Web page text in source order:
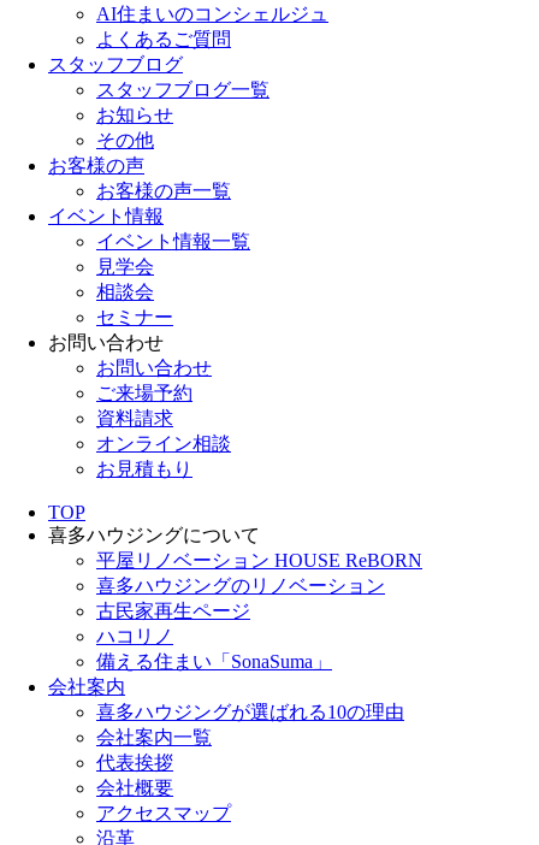
AI住まいのコンシェルジュ
よくあるご質問
スタッフブログ
スタッフブログ一覧
お知らせ
その他
お客様の声
お客様の声一覧
イベント情報
イベント情報一覧
見学会
相談会
セミナー
お問い合わせ
お問い合わせ
ご来場予約
資料請求
オンライン相談
お見積もり
TOP
喜多ハウジングについて
平屋リノベーション HOUSE ReBORN
喜多ハウジングのリノベーション
古民家再生ページ
ハコリノ
備える住まい「SonaSuma」
会社案内
喜多ハウジングが選ばれる10の理由
会社案内一覧
代表挨拶
会社概要
アクセスマップ
沿革